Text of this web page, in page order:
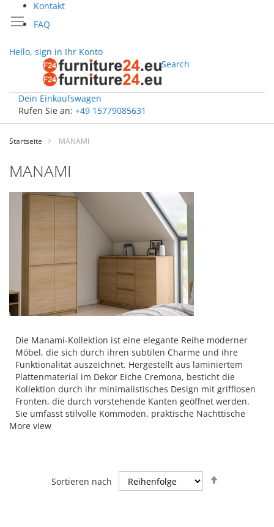
Kontakt
FAQ
Hello, sign in Ihr Konto
Search
Dein Einkaufswagen
Rufen Sie an: +49 15779085631
Zum
springen
Startseite MANAMI
MANAMI
Die Manami-Kollektion ist eine elegante Reihe moderner
Möbel, die sich durch ihren subtilen Charme und ihre
Funktionalität auszeichnet. Hergestellt aus laminiertem
Plattenmaterial im Dekor Eiche Cremona, besticht die
Kollektion durch ihr minimalistisches Design mit grifflosen
Fronten, die durch vorstehende Kanten geöffnet werden.
Sie umfasst stilvolle Kommoden, praktische Nachttische
und geräumige Kleiderschränke, die sich perfekt in
Öffnungsmechanismen sowie viel Stauraum.
More view
Sortieren nach